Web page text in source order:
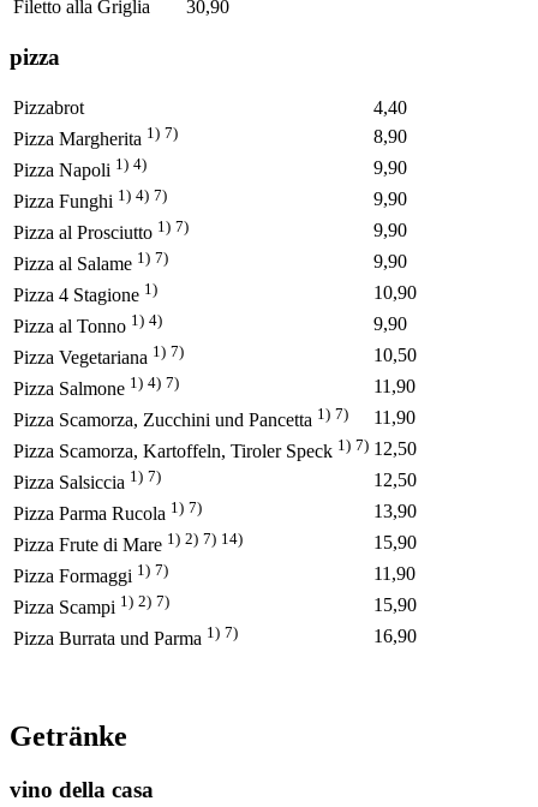
Filetto alla Griglia
30,90
pizza
Pizzabrot
4,40
Pizza Margherita 1) 7)
8,90
Pizza Napoli 1) 4)
9,90
Pizza Funghi 1) 4) 7)
9,90
Pizza al Prosciutto 1) 7)
9,90
Pizza al Salame 1) 7)
9,90
Pizza 4 Stagione 1)
10,90
Pizza al Tonno 1) 4)
9,90
Pizza Vegetariana 1) 7)
10,50
Pizza Salmone 1) 4) 7)
11,90
Pizza Scamorza, Zucchini und Pancetta 1) 7)
11,90
Pizza Scamorza, Kartoffeln, Tiroler Speck 1) 7) 12,50
Pizza Salsiccia 1) 7)
12,50
Pizza Parma Rucola 1) 7)
13,90
Pizza Frute di Mare 1) 2) 7) 14)
15,90
Pizza Formaggi 1) 7)
11,90
Pizza Scampi 1) 2) 7)
15,90
Pizza Burrata und Parma 1) 7) 16,90
Getränke
vino della casa